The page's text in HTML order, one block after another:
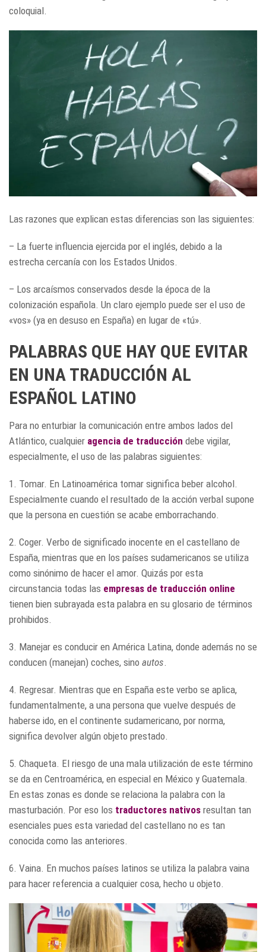
coloquial.
Las razones que explican estas diferencias son las siguientes:
– La fuerte influencia ejercida por el inglés, debido a la
estrecha cercanía con los Estados Unidos.
– Los arcaísmos conservados desde la época de la
colonización española. Un claro ejemplo puede ser el uso de
«vos» (ya en desuso en España) en lugar de «tú».
PALABRAS QUE HAY QUE EVITAR
EN UNA TRADUCCIÓN AL
ESPAÑOL LATINO
Para no enturbiar la comunicación entre ambos lados del
Atlántico, cualquier agencia de traducción debe vigilar,
especialmente, el uso de las palabras siguientes:
1. Tomar. En Latinoamérica tomar significa beber alcohol.
Especialmente cuando el resultado de la acción verbal supone
que la persona en cuestión se acabe emborrachando.
2. Coger. Verbo de significado inocente en el castellano de
España, mientras que en los países sudamericanos se utiliza
como sinónimo de hacer el amor. Quizás por esta
circunstancia todas las empresas de traducción online
tienen bien subrayada esta palabra en su glosario de términos
prohibidos.
3. Manejar es conducir en América Latina, donde además no se
conducen (manejan) coches, sino autos.
4. Regresar. Mientras que en España este verbo se aplica,
fundamentalmente, a una persona que vuelve después de
haberse ido, en el continente sudamericano, por norma,
significa devolver algún objeto prestado.
5. Chaqueta. El riesgo de una mala utilización de este término
se da en Centroamérica, en especial en México y Guatemala.
En estas zonas es donde se relaciona la palabra con la
masturbación. Por eso los traductores nativos resultan tan
esenciales pues esta variedad del castellano no es tan
conocida como las anteriores.
6. Vaina. En muchos países latinos se utiliza la palabra vaina
para hacer referencia a cualquier cosa, hecho u objeto.